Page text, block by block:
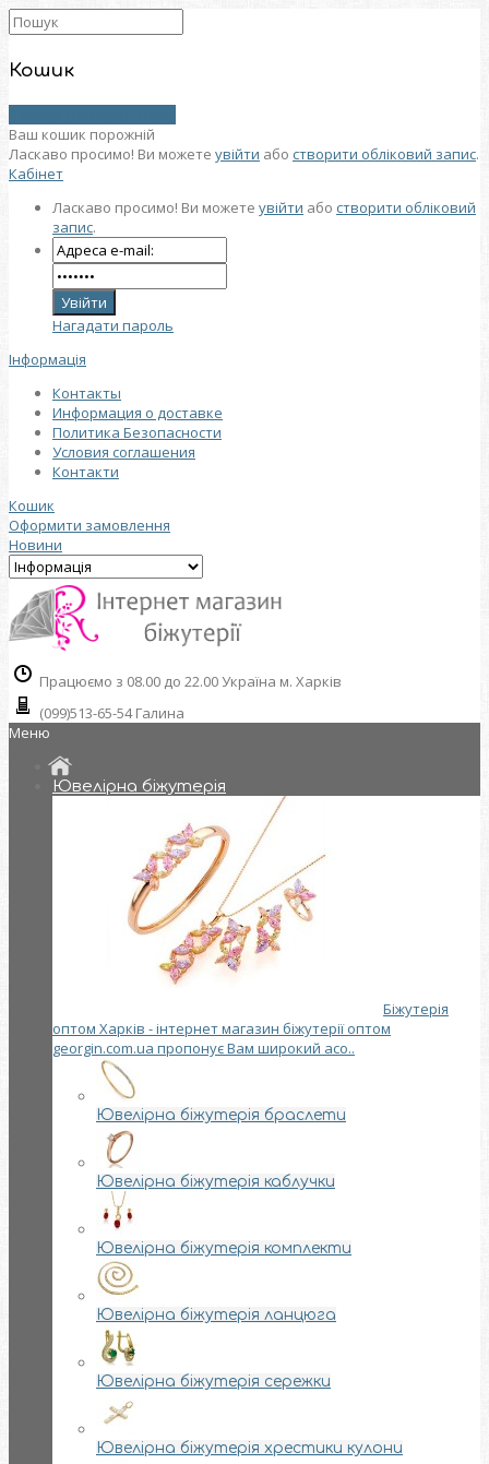
Кошик
Ваш кошик порожній
Ласкаво просимо! Ви можете увійти або створити обліковий запис.
Кабінет
Ласкаво просимо! Ви можете увійти або створити обліковий
запис.
Нагадати пароль
Інформація
Контакты
Информация о доставке
Политика Безопасности
Условия соглашения
Контакти
Кошик
Оформити замовлення
Новини
Працюємо з 08.00 до 22.00 Україна м. Харків
(099)513-65-54 Галина
Меню
Ювелірна біжутерія
Біжутерія
оптом Харків - інтернет магазин біжутерії оптом
georgin.com.ua пропонує Вам широкий асо..
Ювелірна біжутерія браслети
Ювелірна біжутерія каблучки
Ювелірна біжутерія комплекти
Ювелірна біжутерія ланцюга
Ювелірна біжутерія сережки
Ювелірна біжутерія хрестики кулони